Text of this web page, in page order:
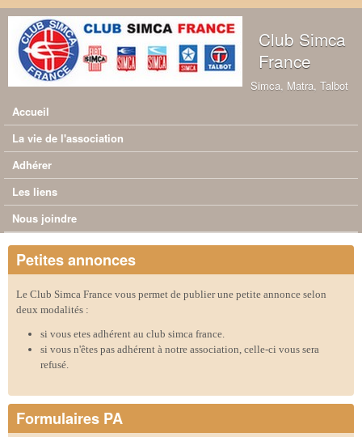
Aller au contenu principal
Club Simca
France
Simca, Matra, Talbot
Menu principal
Accueil
La vie de l'association
Adhérer
Les liens
Nous joindre
Petites annonces
Le Club Simca France vous permet de publier une petite annonce selon
deux modalités :
si vous etes adhérent au club simca france.
si vous n'êtes pas adhérent à notre association, celle-ci vous sera
refusé.
Formulaires PA